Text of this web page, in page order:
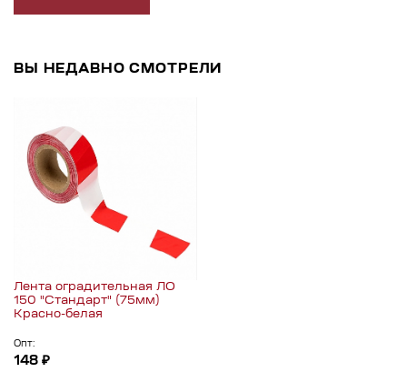
ВЫ НЕДАВНО СМОТРЕЛИ
Лента оградительная ЛО
150 "Стандарт" (75мм)
Красно-белая
Опт:
148 ₽